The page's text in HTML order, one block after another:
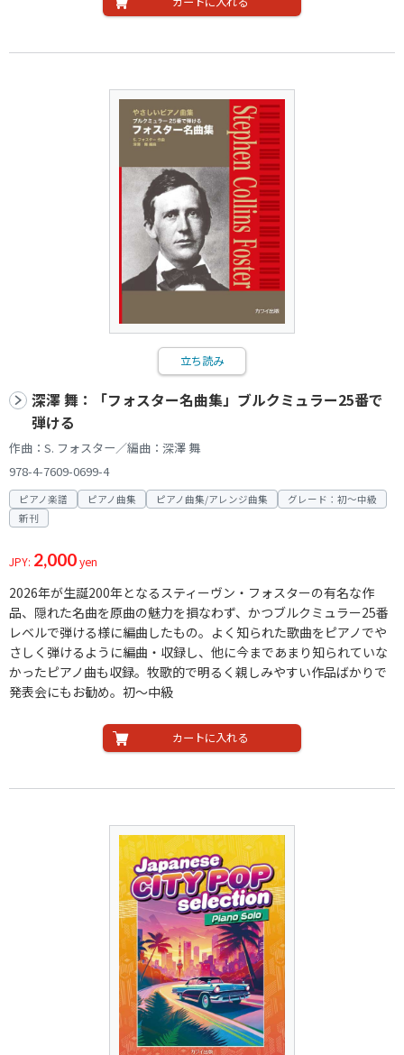
立ち読み
深澤 舞：「フォスター名曲集」ブルクミュラー25番で
弾ける
作曲：S. フォスター／編曲：深澤 舞
978-4-7609-0699-4
ピアノ楽譜 ピアノ曲集 ピアノ曲集/アレンジ曲集
グレード：初～中級
新刊
JPY: 2,000yen
2026年が生誕200年となるスティーヴン・フォスターの有名な作
品、隠れた名曲を原曲の魅力を損なわず、かつブルクミュラー25番
レベルで弾ける様に編曲したもの。よく知られた歌曲をピアノでや
さしく弾けるように編曲・収録し、他に今まであまり知られていな
かったピアノ曲も収録。牧歌的で明るく親しみやすい作品ばかりで
発表会にもお勧め。初～中級
カートに入れる